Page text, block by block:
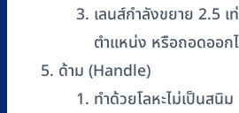
เลนส์กำลังขยาย 2.5
ตำแหน่ง หรือถอดออก
ด้าม (Handle)
ทำด้วยโลหะไม่เป็นสนิม